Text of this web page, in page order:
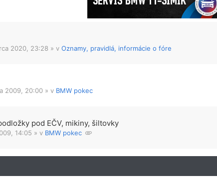
2020, 23:28 » v Oznamy, pravidlá, informácie o fóre
2009, 20:00 » v BMW pokec
pod EČV, mikiny, šiltovky
14:05 » v BMW pokec